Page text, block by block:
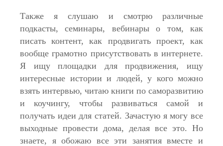
Также я слушаю и смотрю различные
подкасты, семинары, вебинары о том, как
писать контент, как продвигать проект, как
вообще грамотно присутствовать в интернете.
Я ищу площадки для продвижения, ищу
интересные истории и людей, у кого можно
взять интервью, читаю книги по саморазвитию
и коучингу, чтобы развиваться самой и
получать идеи для статей. Зачастую я могу все
выходные провести дома, делая все это. Но
знаете, я обожаю все эти занятия вместе и